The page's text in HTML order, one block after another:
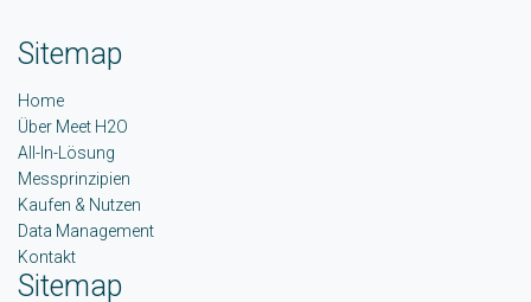
Sitemap
Home
Über Meet H2O
All-In-Lösung
Messprinzipien
Kaufen & Nutzen
Data Management
Kontakt
Sitemap